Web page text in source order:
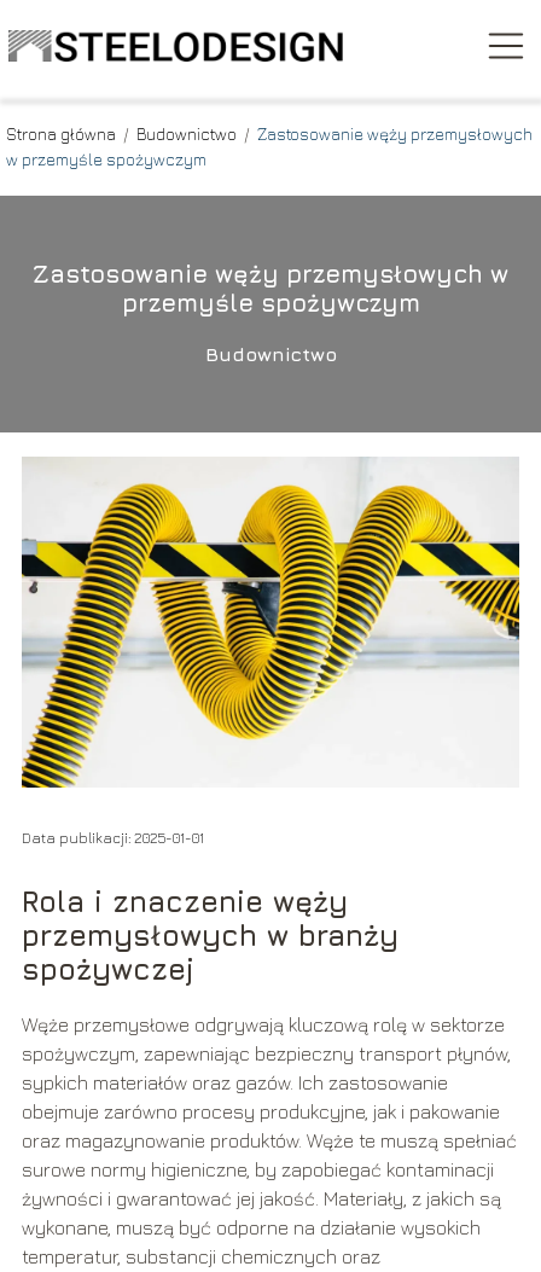
Strona główna / Budownictwo / Zastosowanie węży przemysłowych
w przemyśle spożywczym
Zastosowanie węży przemysłowych w
przemyśle spożywczym
Budownictwo
Data publikacji: 2025-01-01
Rola i znaczenie węży
przemysłowych w branży
spożywczej
Węże przemysłowe odgrywają kluczową rolę w sektorze
spożywczym, zapewniając bezpieczny transport płynów,
sypkich materiałów oraz gazów. Ich zastosowanie
obejmuje zarówno procesy produkcyjne, jak i pakowanie
oraz magazynowanie produktów. Węże te muszą spełniać
surowe normy higieniczne, by zapobiegać kontaminacji
żywności i gwarantować jej jakość. Materiały, z jakich są
wykonane, muszą być odporne na działanie wysokich
temperatur, substancji chemicznych oraz